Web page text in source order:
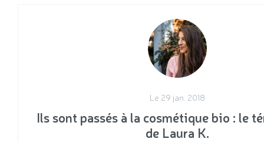
Le 29 jan. 2018
Ils sont passés à la cosmétique bio : le
de Laura K.